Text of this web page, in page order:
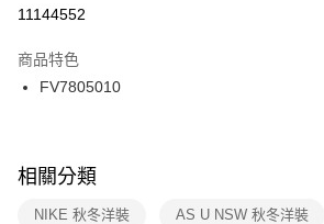
１．於結帳方式選擇「AFTEE先享後付」後，將跳
２．訂單成立數日內，您將收到繳費通知簡訊。
３．收到繳費通知簡訊後14天內，點擊此簡訊中的
ATM／網路銀行／等多元方式進行付款，方視為交
※ 交易是否成功請以「AFTEE先享後付 」之結帳頁
是否繳費成功／繳費後需取消欲退款等相關疑問，
客戶支援中心」https://
每筆NT$100，滿NT$1,500(含以上)免運費
付款後門市自取
每筆NT$100，滿NT$1,500(含以上)免運費
11144552
商品特色
FV7805010
相關分類
NIKE 秋冬洋裝 AS U NSW 秋冬洋裝